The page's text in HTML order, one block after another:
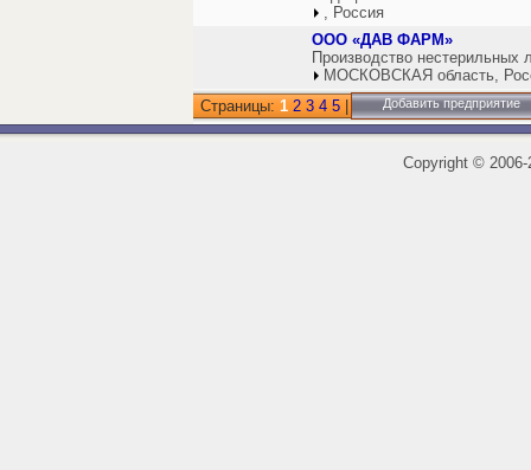
, Россия
ООО «ДАВ ФАРМ»
Производство нестерильных
МОСКОВСКАЯ область,
Страницы: 1 2 3 4 5 Добавить предприятие
Copyright ©